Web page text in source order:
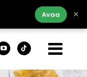
Avaa ×